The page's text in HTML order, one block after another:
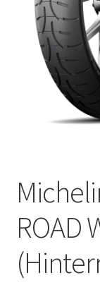
ROAD